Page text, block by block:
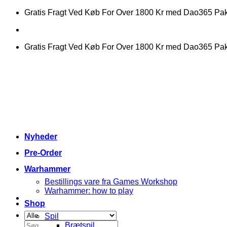
Fortsæt
indhold
Gratis Fragt Ved Køb For Over 1800 Kr med Dao365
Gratis Fragt Ved Køb For Over 1800 Kr med Dao365
Søg
Nyheder
Pre-Order
Warhammer
Bestillings vare fra Games Workshop
Warhammer: how to play
Shop
Spil
Brætspil